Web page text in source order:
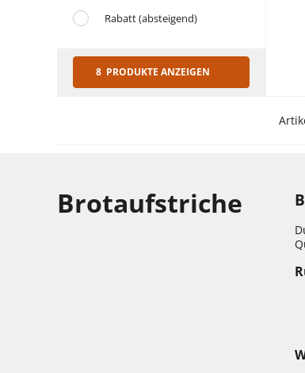
Rabatt (absteigend)
8 PRODUKTE ANZEIGEN
Brotaufstriche